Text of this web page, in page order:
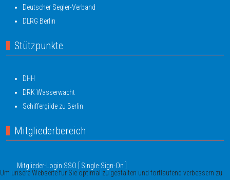
Deutscher Segler-Verband
DLRG Berlin
Stützpunkte
DHH
DRK Wasserwacht
Schiffergilde zu Berlin
Mitgliederbereich
Mitglieder-Login SSO [ Single-Sign-On ]
Um unsere Webseite für Sie optimal zu gestalten und fortlaufend verbessern zu